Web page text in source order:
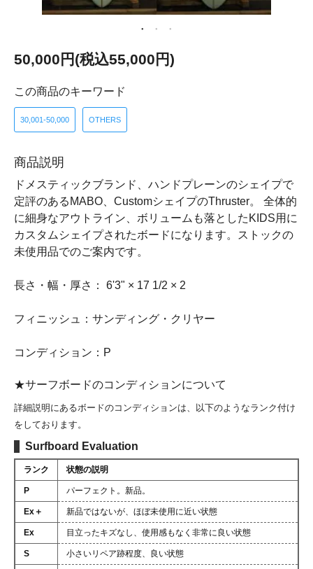
50,000円(税込55,000円)
この商品のキーワード
30,001-50,000 OTHERS
商品説明
ドメスティックブランド、ハンドプレーンのシェイプで
定評のあるMABO、CustomシェイプのThruster。 全体的
に細身なアウトライン、ボリュームも落としたKIDS用に
カスタムシェイプされたボードになります。ストックの
未使用品でのご案内です。
長さ・幅・厚さ： 6'3" × 17 1/2 × 2
フィニッシュ：サンディング・クリヤー
コンディション：P
★サーフボードのコンディションについて
詳細説明にあるボードのコンディションは、以下のようなランク付け
をしております。
Surfboard Evaluation
ランク 状態の説明
P パーフェクト。新品。
Ex＋ 新品ではないが、ほぼ未使用に近い状態
Ex 目立ったキズなし、使用感もなく非常に良い状態
S 小さいリペア跡程度、良い状態